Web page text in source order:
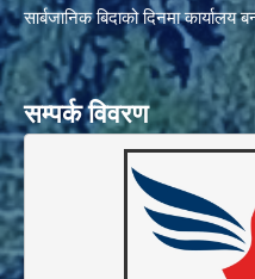
सार्बजानिक बिदाको दिनमा कार्यालय
सम्पर्क विवरण